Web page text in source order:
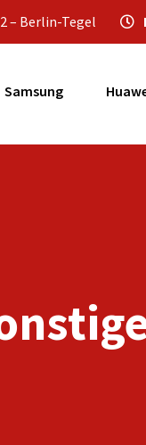
– Berlin-Tegel
Samsung